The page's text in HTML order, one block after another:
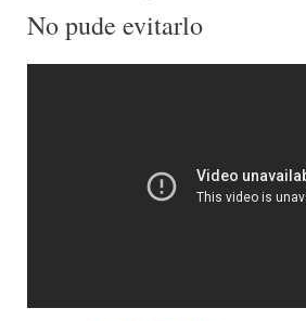
No pude evitarlo